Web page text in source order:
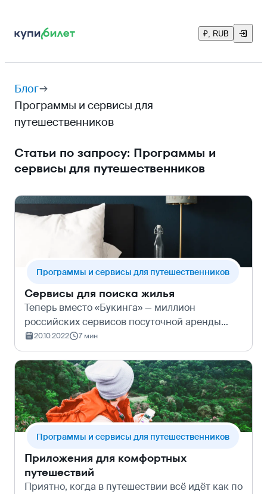
₽, RUB
Блог
Программы и сервисы для
путешественников
Статьи по запросу: Программы и
сервисы для путешественников
Программы и сервисы для путешественников
Сервисы для поиска жилья
Теперь вместо «Букинга» — миллион
российских сервисов посуточной аренды
жилья, в которых нужно разобраться. Мы в
Купибилете проанализировали самые
основные и честно рассказали, в чём плюсы
каждого из…
20.10.2022 7 мин
Программы и сервисы для путешественников
Приложения для комфортных
путешествий
Приятно, когда в путешествии всё идёт как по